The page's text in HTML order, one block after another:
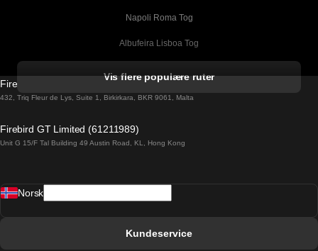
Napoli Roma Tog
Albufeira Lisboa Tog
Barcelona Madrid Tog
Barcelona Sevilla Tog
Vis flere populære ruter
Firebird GT Limited (OC 1451)
432, Triq Fleur de Lys, Suite 1, Birkirkara, BKR 9061, Malta
Firebird GT Limited (61211989)
Unit G 15/F Tal Building 49 Austin Road, KL, Hong Kong
Norsk
Kundeservice